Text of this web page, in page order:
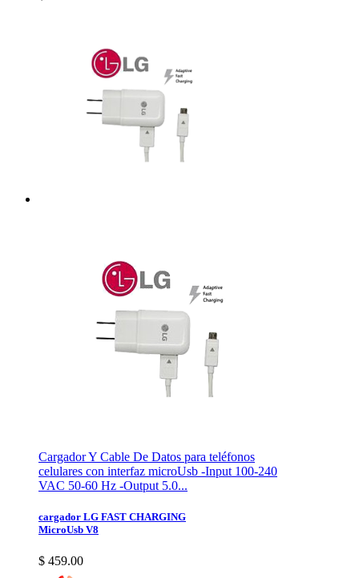
Cargador Y Cable De Datos para teléfonos
celulares con interfaz microUsb -Input 100-240
VAC 50-60 Hz -Output 5.0...
cargador LG FAST CHARGING
MicroUsb V8
$ 459.00